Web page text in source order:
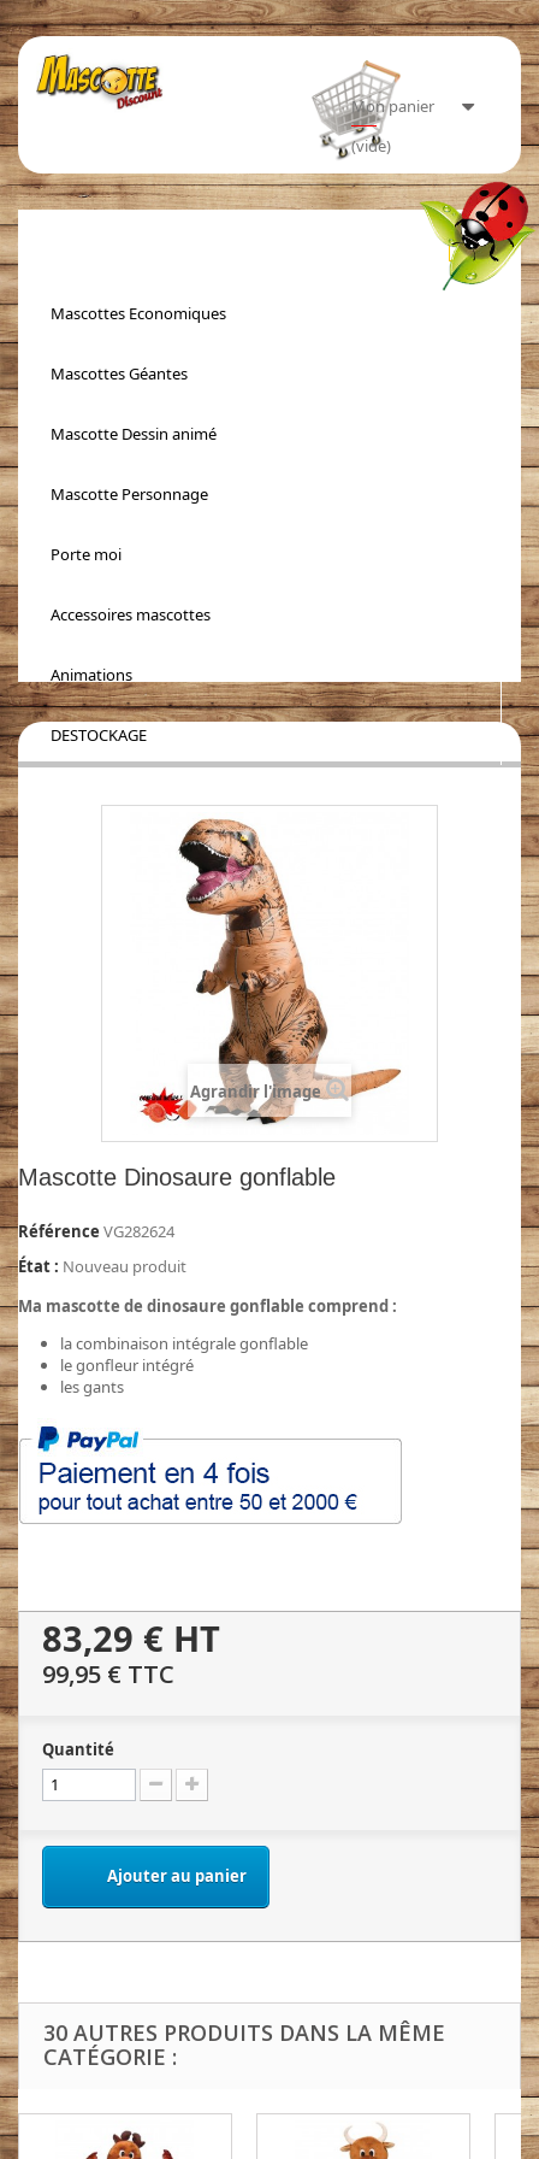
Toggle
Mon panier
(vide)
Mascottes Economiques
Mascottes Géantes
Mascotte Dessin animé
Mascotte Personnage
Porte moi
Accessoires mascottes
Animations
DESTOCKAGE
Agrandir l'image
Mascotte Dinosaure gonflable
Référence VG282624
État : Nouveau produit
Ma mascotte de dinosaure gonflable comprend :
la combinaison intégrale gonflable
le gonfleur intégré
les gants
83,29 € HT
99,95 € TTC
Quantité
Ajouter au panier
30 AUTRES PRODUITS DANS LA MÊME
CATÉGORIE :